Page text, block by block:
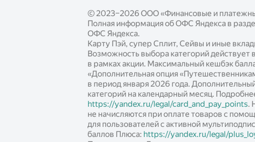
© 2023–2026 ООО «Финансовые и
Полная информация об ОФС Яндекса в
ОФС Яндекса.
Карту Пэй, супер Сплит, Сейвы и иные
Возможность выбора категорий действует
в рамках акции. Максимальный кешбэк
«Дополнительная опция
в период января 2026 года.
категорий на календарный месяц.
https://yandex.ru/legal/card_and_pay_points.
не начисляются при оплате товаров с
для пользователей с активной
баллов Плюса: https://yandex.ru/legal/